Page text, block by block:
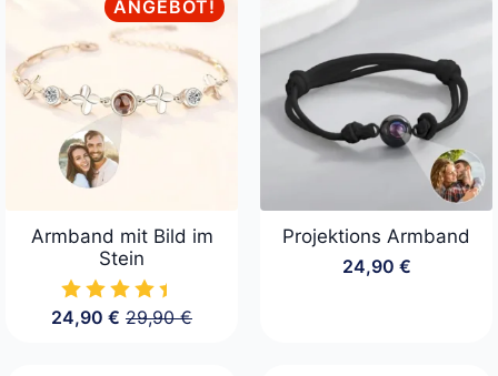
ANGEBOT!
Armband mit Bild im
Stein
29,90€
Ursprünglicher
24,90€ Aktueller
Projektions Armband
24,90 €